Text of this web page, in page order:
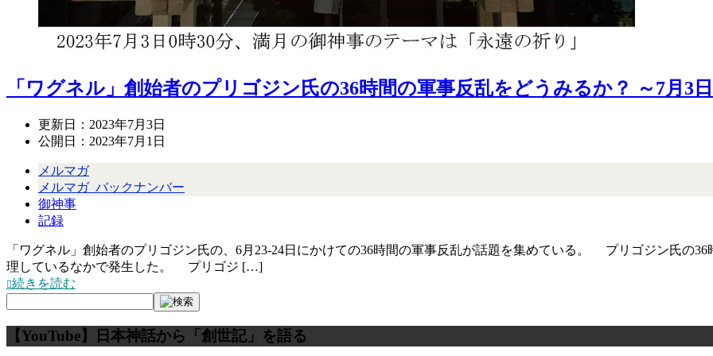
「ワグネル」創始者のプリゴジン氏の36時間の軍事反乱をどうみるか？ ～7月3
更新日： 2023年7月3日
公開日： 2023年7月1日
メルマガ
メルマガ_バックナンバー
御神事
記録
「ワグネル」創始者のプリゴジン氏の、6月23-24日にかけての36時間の軍事反乱が話題を集めている。 プリゴジン氏の
理しているなかで発生した。 プリゴジ […]
続きを読む
【YouTube】日本神話から「創世記」を語る